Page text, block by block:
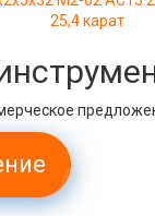
25,4 карат